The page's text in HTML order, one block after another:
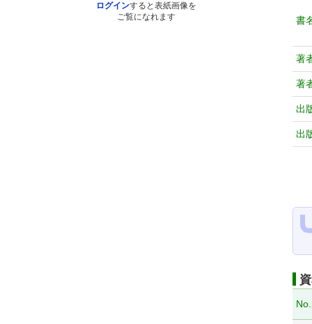
ログインすると表紙画像を
ご覧になれます
書
著
著
出
出
No.